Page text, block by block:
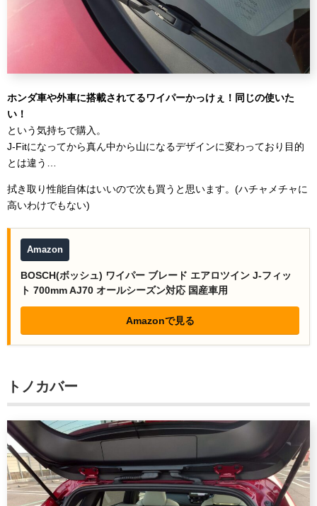
ホンダ車や外車に搭載されてるワイパーかっけぇ！同じの使いた
い！
という気持ちで購入。
J-Fitになってから真ん中から山になるデザインに変わっており目的
とは違う…
拭き取り性能自体はいいので次も買うと思います。(ハチャメチャに
高いわけでもない)
Amazon
BOSCH(ボッシュ) ワイパー ブレード エアロツイン J-フィッ
ト 700mm AJ70 オールシーズン対応 国産車用
Amazonで見る
トノカバー